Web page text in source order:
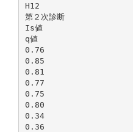
H12
第２次診断
Is値
q値
0.76
0.85
0.81
0.77
0.75
0.80
0.34
0.36